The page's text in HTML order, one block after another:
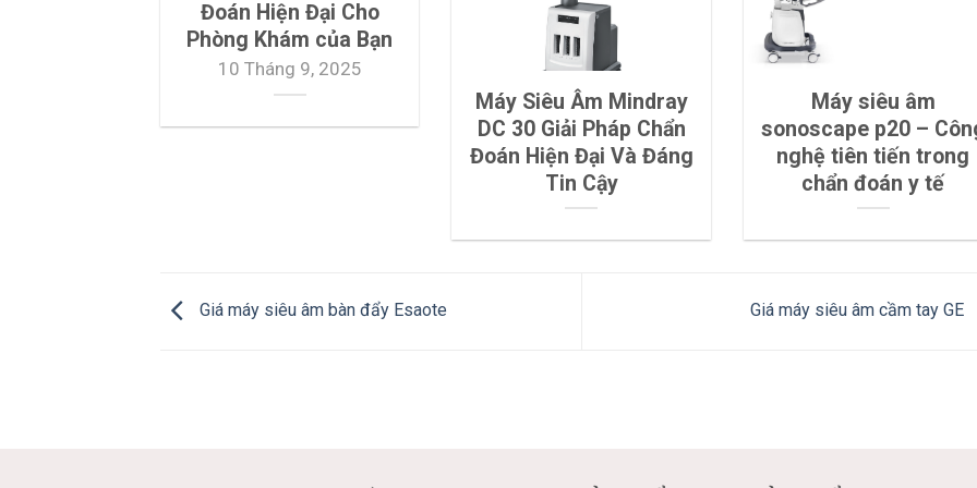
Đoán Hiện Đại Cho
Phòng Khám của Bạn
10 Tháng 9, 2025
Máy Siêu Âm Mindray
DC 30 Giải Pháp Chẩn
Đoán Hiện Đại Và Đáng
Tin Cậy
Máy siêu âm
sonoscape p20 –
nghệ tiên tiến trong
chẩn đoán y tế
Giá máy siêu âm bàn đẩy Esaote Giá máy siêu âm cầm tay GE